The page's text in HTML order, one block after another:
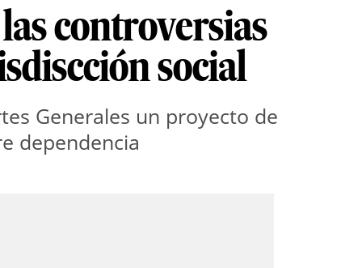
controversias
social
Generales un proyecto de
dependencia